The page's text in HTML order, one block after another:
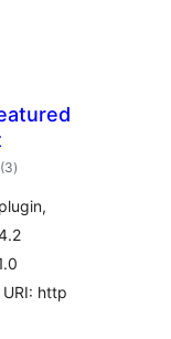
(3एकूण
मूल्यांकन
)
http